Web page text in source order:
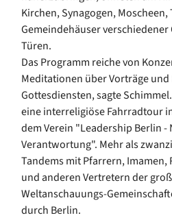
Kirchen, Synagogen, Moscheen,
Gemeindehäuser
Türen.
Das Programm reiche von
Meditationen über Vorträge
Gottesdiensten, sagte
eine interreligiöse Fahrradtour
dem Verein "Leadership Berlin -
Verantwortung". Mehr als
Tandems mit Pfarrern,
und anderen Vertretern der
Weltanschauungs-
durch Berlin.